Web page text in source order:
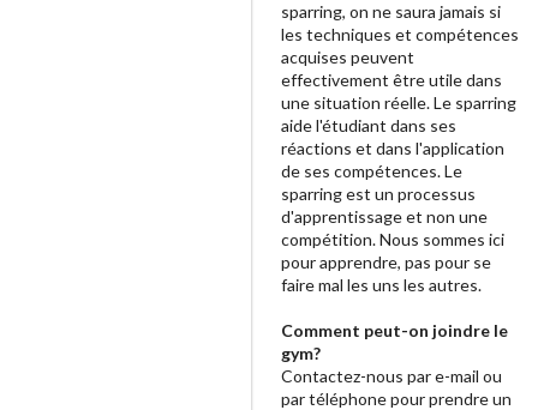
sparring, on ne saura jamais si
les techniques et compétences
acquises peuvent
effectivement être utile dans
une situation réelle. Le sparring
aide l'étudiant dans ses
réactions et dans l'application
de ses compétences. Le
sparring est un processus
d'apprentissage et non une
compétition. Nous sommes ici
pour apprendre, pas pour se
faire mal les uns les autres.
Comment peut-on joindre le
gym?
Contactez-nous par e-mail ou
par téléphone pour prendre un